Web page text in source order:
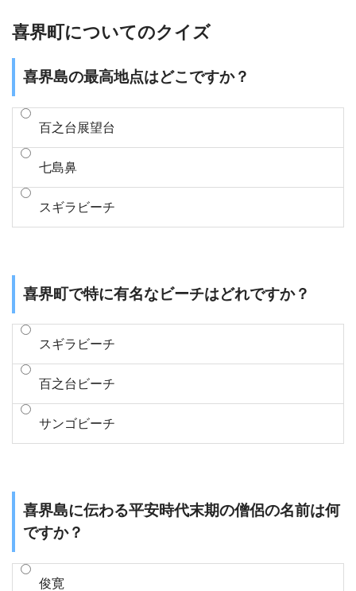
喜界町についてのクイズ
喜界島の最高地点はどこですか？
百之台展望台
七島鼻
スギラビーチ
喜界町で特に有名なビーチはどれですか？
スギラビーチ
百之台ビーチ
サンゴビーチ
喜界島に伝わる平安時代末期の僧侶の名前は何
ですか？
俊寛